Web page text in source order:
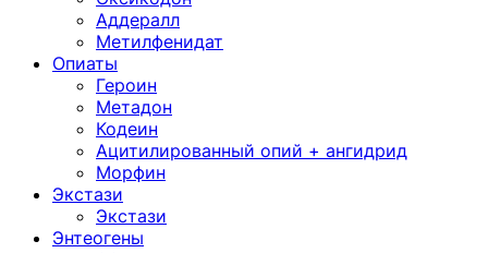
Аддералл
Метилфенидат
Опиаты
Героин
Метадон
Кодеин
Ацитилированный опий + ангидрид
Морфин
Экстази
Экстази
Энтеогены